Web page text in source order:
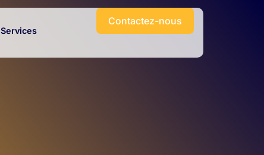
Services
Contactez-nous